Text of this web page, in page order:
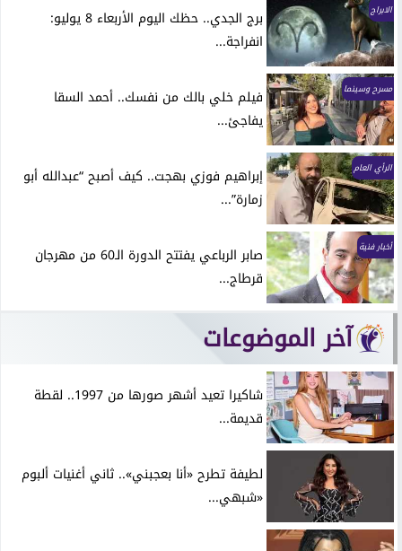
الابراج
برج الجدي.. حظك اليوم الأربعاء 8 يوليو:
انفراجة...
مسرح وسينما
فيلم خلي بالك من نفسك.. أحمد السقا
يفاجئ...
الرأي العام
إبراهيم فوزي بهجت.. كيف أصبح “عبدالله أبو
زمارة”...
أخبار فنية
صابر الرباعي يفتتح الدورة الـ60 من مهرجان
قرطاج...
آخر الموضوعات
شاكيرا تعيد أشهر صورها من 1997.. لقطة
قديمة...
لطيفة تطرح «أنا بعجبني».. ثاني أغنيات ألبوم
«شبهي...